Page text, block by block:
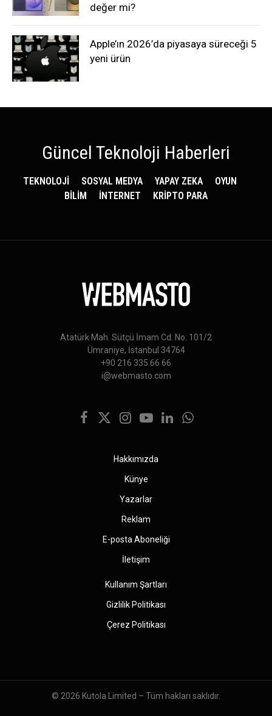
değer mi?
Apple’ın 2026’da piyasaya süreceği 5
yeni ürün
Güncel Teknoloji Haberleri
TEKNOLOJİ SOSYAL MEDYA YAPAY ZEKA
OYUN
BİLİM
İNTERNET KRİPTO PARA
Atatürk Mah. Sütçü İmam Cd. No: 101/2
Ümraniye, İstanbul 34764
+90 216 335 66 66
i@webmasto.com
Facebook
X
Instagram
YouTubeLinkedInWhatsApp
Hakkımızda
Künye
Yazarlar
Reklam
E-posta Aboneliği
İletişim
Kullanım Şartları
Gizlilik Politikası
Çerez Politikası
© 2026 Kutola Limited – Tüm hakları saklıdır.